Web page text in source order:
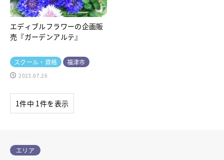
エディブルフラワーの企画販
売『ガーデンアルテ』
スクール・資格 福津市
2023.07.26
1件中 1件を表示
エリア